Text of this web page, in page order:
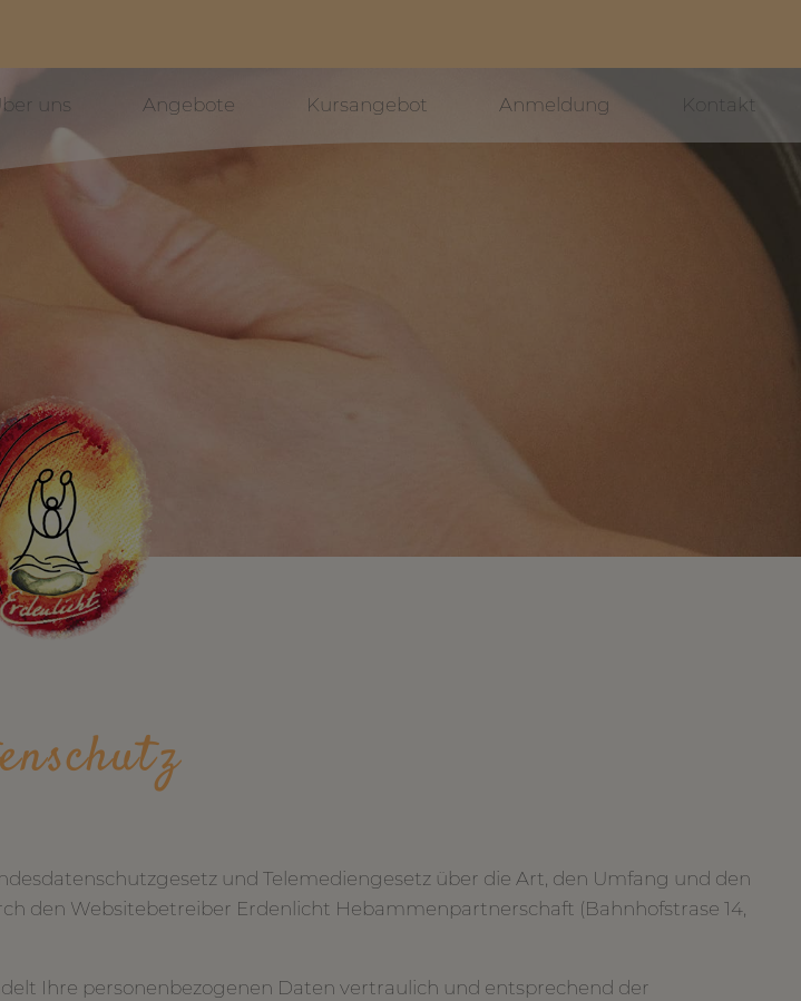
uns Angebote Kursangebot Anmeldung Kontakt
und Telemediengesetz über die Art, den Umfang und den
den Websitebetreiber Erdenlicht Hebammenpartnerschaft (Bahnhofstrase 14,
Ihre personenbezogenen Daten vertraulich und entsprechend der